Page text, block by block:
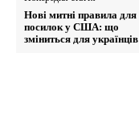
Нові митні правила для
посилок у США: що
зміниться для українців